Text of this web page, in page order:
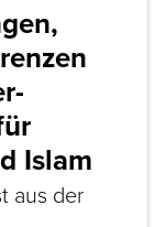
Islam
aus der